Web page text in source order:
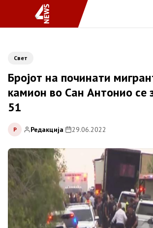
Свет
Бројот на починати
камион во Сан Антонио се
51
Р Редакција| 29.06.2022